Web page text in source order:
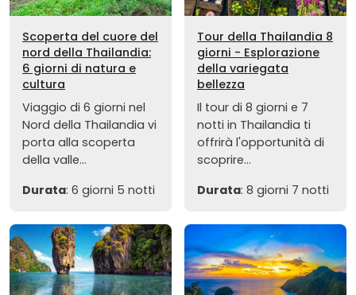
Scoperta del cuore del
nord della Thailandia:
6 giorni di natura e
cultura
Viaggio di 6 giorni nel
Nord della Thailandia vi
porta alla scoperta
della valle...
Durata: 6 giorni 5 notti
Tour della Thailandia 8
giorni - Esplorazione
della variegata
bellezza
Il tour di 8 giorni e 7
notti in Thailandia ti
offrirà l'opportunità di
scoprire...
Durata: 8 giorni 7 notti